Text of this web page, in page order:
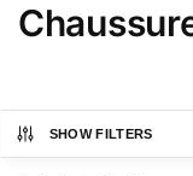
SHOW FILTERS